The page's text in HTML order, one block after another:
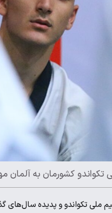
کشورمان به آلمان
ملی تکواندو و پدیده سال‌های